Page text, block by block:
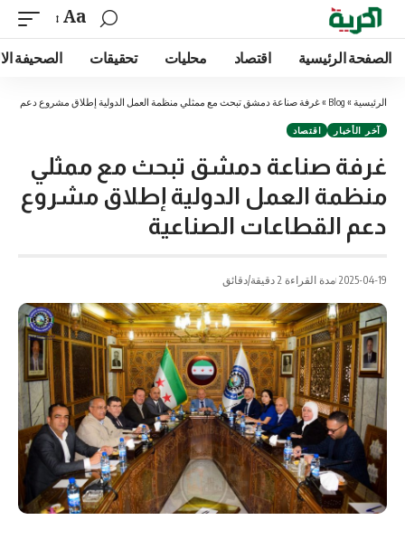
Aa
الصفحة الرئيسية اقتصاد محليات تحقيقات الصحيفة
الرئيسية »
Blog
»غرفة صناعة دمشق تبحث مع ممثلي منظمة العمل الدولية إطلاق مشروع دعم
آخر الأخبار اقتصاد
غرفة صناعة دمشق تبحث مع ممثلي
منظمة العمل الدولية إطلاق مشروع
دعم القطاعات الصناعية
2025-04-19 مدة القراءة 2 دقيقة/دقائق